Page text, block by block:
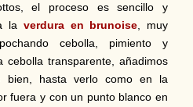
el proceso es sencillo y
la verdura en brunoise, muy
cebolla, pimiento y
cebolla transparente, añadimos
bien, hasta verlo como en la
fuera y con un punto blanco en